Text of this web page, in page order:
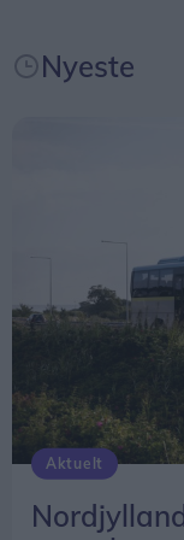
musical i
mange af
sagde tillykke.
Nyeste
Aktuelt